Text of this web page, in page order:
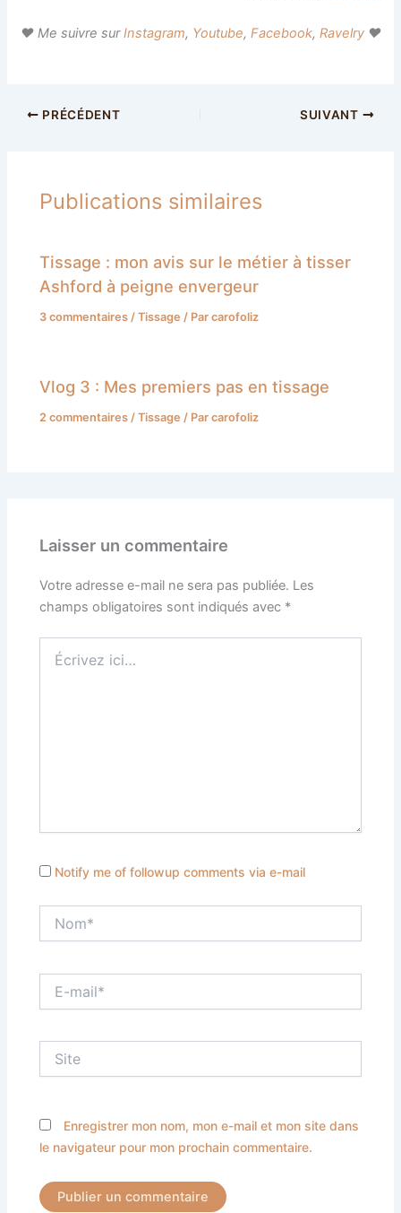
♥ Me suivre surInstagram, Youtube, Facebook, Ravelry♥
PRÉCÉDENT SUIVANT
Publications similaires
Tissage : mon avis sur le métier à tisser
Ashford à peigne envergeur
3 commentaires /Tissage / Parcarofoliz
Vlog 3 : Mes premiers pas en tissage
2 commentaires /Tissage / Parcarofoliz
Laisser un commentaire
Votre adresse e-mail ne sera pas publiée. Les
champs obligatoires sont indiqués avec *
ici…
Notify me of followup comments via e-mail
mail*
Enregistrer mon nom, mon e-mail et mon site dans
le navigateur pour mon prochain commentaire.